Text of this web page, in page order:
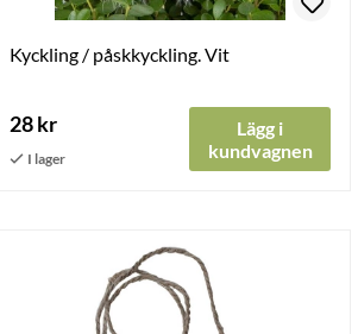
Kyckling / påskkyckling. Vit
28 kr
Lägg i
kundvagnen